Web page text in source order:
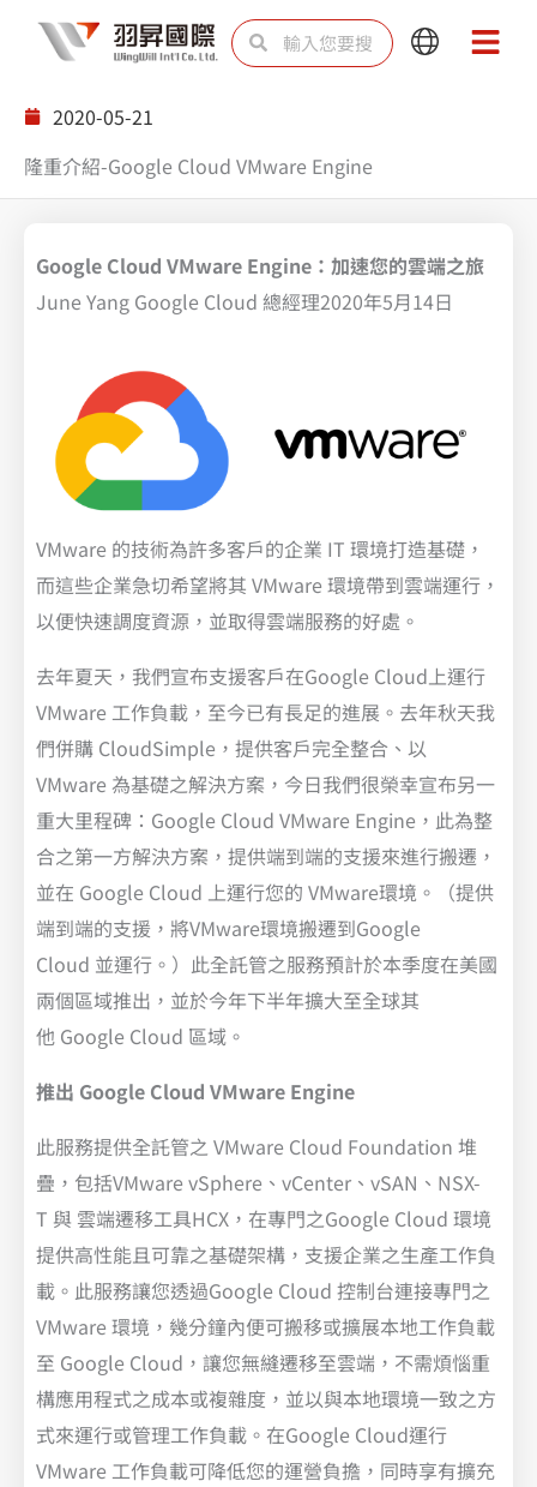
搜
尋 尋
Main
Main
2020-05-21
隆重介紹-Google Cloud VMware Engine
Google Cloud VMware Engine：加速您的雲端之旅
June Yang Google Cloud 總經理2020年5月14日
VMware 的技術為許多客戶的企業 IT 環境打造基礎，
而這些企業急切希望將其 VMware 環境帶到雲端運行，
以便快速調度資源，並取得雲端服務的好處。
去年夏天，我們宣布支援客戶在Google Cloud上運行
VMware 工作負載，至今已有長足的進展。去年秋天我
們併購 CloudSimple，提供客戶完全整合、以
VMware 為基礎之解決方案，今日我們很榮幸宣布另一
重大里程碑：Google Cloud VMware Engine，此為整
合之第一方解決方案，提供端到端的支援來進行搬遷，
並在 Google Cloud 上運行您的 VMware環境。（提供
端到端的支援，將VMware環境搬遷到Google
Cloud 並運行。）此全託管之服務預計於本季度在美國
兩個區域推出，並於今年下半年擴大至全球其
他 Google Cloud 區域。
推出 Google Cloud VMware Engine
此服務提供全託管之 VMware Cloud Foundation 堆
疊，包括VMware vSphere、vCenter、vSAN、NSX-
T 與 雲端遷移工具HCX，在專門之Google Cloud 環境
提供高性能且可靠之基礎架構，支援企業之生產工作負
載。此服務讓您透過Google Cloud 控制台連接專門之
VMware 環境，幾分鐘內便可搬移或擴展本地工作負載
至 Google Cloud，讓您無縫遷移至雲端，不需煩惱重
構應用程式之成本或複雜度，並以與本地環境一致之方
式來運行或管理工作負載。在Google Cloud運行
VMware 工作負載可降低您的運營負擔，同時享有擴充